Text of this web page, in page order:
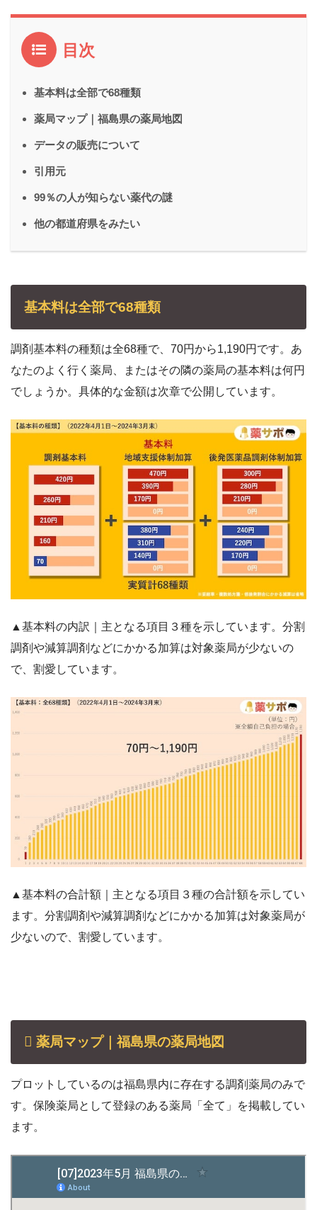
目次
基本料は全部で68種類
薬局マップ｜福島県の薬局地図
データの販売について
引用元
99％の人が知らない薬代の謎
他の都道府県をみたい
基本料は全部で68種類
調剤基本料の種類は全68種で、70円から1,190円です。あ
なたのよく行く薬局、またはその隣の薬局の基本料は何円
でしょうか。具体的な金額は次章で公開しています。
▲基本料の内訳｜主となる項目３種を示しています。分割
調剤や減算調剤などにかかる加算は対象薬局が少ないの
で、割愛しています。
▲基本料の合計額｜主となる項目３種の合計額を示してい
ます。分割調剤や減算調剤などにかかる加算は対象薬局が
少ないので、割愛しています。
薬局マップ｜福島県の薬局地図
プロットしているのは福島県内に存在する調剤薬局のみで
す。保険薬局として登録のある薬局「全て」を掲載してい
ます。